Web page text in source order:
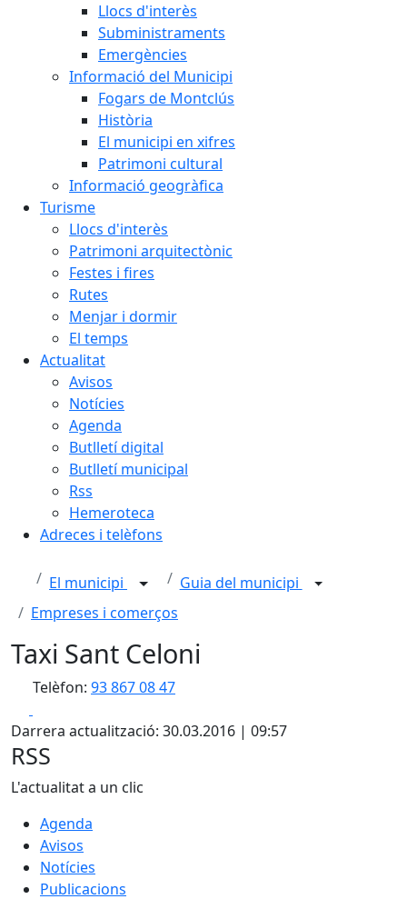
Llocs d'interès
Subministraments
Emergències
Informació del Municipi
Fogars de Montclús
Història
El municipi en xifres
Patrimoni cultural
Informació geogràfica
Turisme
Llocs d'interès
Patrimoni arquitectònic
Festes i fires
Rutes
Menjar i dormir
El temps
Actualitat
Avisos
Notícies
Agenda
Butlletí digital
Butlletí municipal
Rss
Hemeroteca
Adreces i telèfons
El municipi
Guia del municipi
Empreses i comerços
Taxi Sant Celoni
Telèfon: 93 867 08 47
Darrera actualització: 30.03.2016 | 09:57
RSS
L'actualitat a un clic
Agenda
Avisos
Notícies
Publicacions